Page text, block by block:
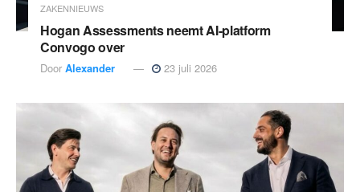
ZAKENNIEUWS
Hogan Assessments neemt AI-platform
Convogo over
Door Alexander 23 juli 2026